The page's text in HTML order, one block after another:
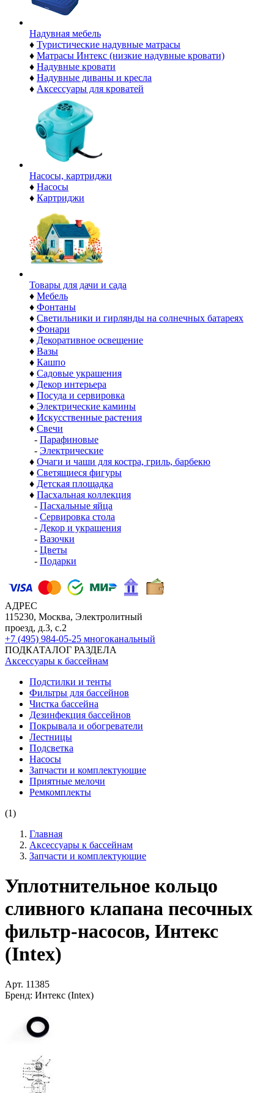
Надувная мебель
♦ Туристические надувные матрасы
♦ Матрасы Интекс (низкие надувные кровати)
♦ Надувные кровати
♦ Надувные диваны и кресла
♦ Аксессуары для кроватей
Насосы, картриджи
♦ Насосы
♦ Картриджи
Товары для дачи и сада
♦ Мебель
♦ Фонтаны
♦ Светильники и гирлянды на солнечных батареях
♦ Фонари
♦ Декоративное освещение
♦ Вазы
♦ Кашпо
♦ Садовые украшения
♦ Декор интерьера
♦ Посуда и сервировка
♦ Электрические камины
♦ Искусственные растения
♦ Свечи
- Парафиновые
- Электрические
♦ Очаги и чаши для костра, гриль, барбекю
♦ Светящиеся фигуры
♦ Детская площадка
♦ Пасхальная коллекция
- Пасхальные яйца
- Сервировка стола
- Декор и украшения
- Вазочки
- Цветы
- Подарки
АДРЕС
115230, Москва, Электролитный
проезд, д.3, с.2
+7 (495) 984-05-25 многоканальный
ПОДКАТАЛОГ РАЗДЕЛА
Аксессуары к бассейнам
Подстилки и тенты
Фильтры для бассейнов
Чистка бассейна
Дезинфекция бассейнов
Покрывала и обогреватели
Лестницы
Подсветка
Насосы
Запчасти и комплектующие
Приятные мелочи
Ремкомплекты
(1)
Главная
Аксессуары к бассейнам
Запчасти и комплектующие
Уплотнительное кольцо
сливного клапана песочных
фильтр-насосов, Интекс
(Intex)
Арт. 11385
Бренд: Интекс (Intex)